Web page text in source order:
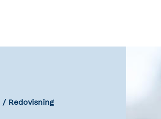
Redovisning